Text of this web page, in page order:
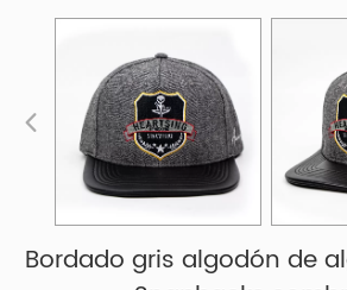
Bordado gris algodón de